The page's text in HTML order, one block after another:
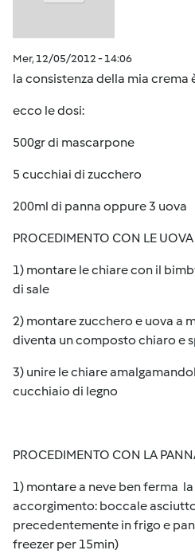
Mer, 12/05/2012 - 14:06
la consistenza della mia crema
ecco le dosi:
500gr di mascarpone
5 cucchiai di zucchero
200ml di panna oppure 3 uova
PROCEDIMENTO CON LE UOVA
1) montare le chiare con il
di sale
2) montare zucchero e uova a
diventa un composto chiaro e
3) unire le chiare
cucchiaio di legno
PROCEDIMENTO CON LA
1) montare a neve ben ferma
accorgimento: boccale
precedentemente in frigo e
freezer per 15min)